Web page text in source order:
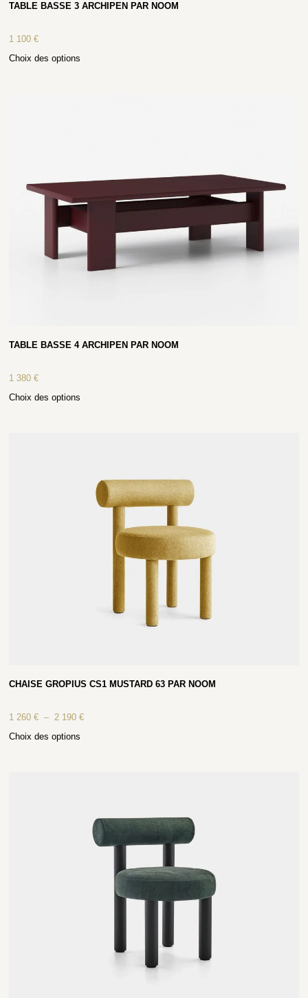
TABLE BASSE 3 ARCHIPEN PAR NOOM
1 100€
Choix des options
TABLE BASSE 4 ARCHIPEN PAR NOOM
1 380€
Choix des options
CHAISE GROPIUS CS1 MUSTARD 63 PAR NOOM
1 260€ – 2 190€
Choix des options